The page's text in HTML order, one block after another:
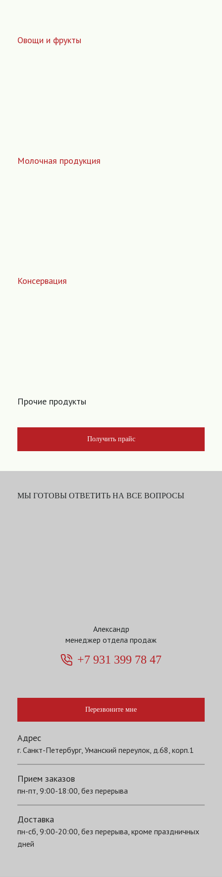
Овощи и фрукты
Молочная продукция
Консервация
Прочие продукты
Получить прайс
МЫ ГОТОВЫ ОТВЕТИТЬ НА ВСЕ ВОПРОСЫ
Александр
менеджер отдела продаж
+7 931 399 78 47
Перезвоните мне
Адрес
г. Санкт-Петербург, Уманский переулок, д.68, корп.1
Прием заказов
пн-пт, 9:00-18:00, без перерыва
Доставка
пн-сб, 9:00-20:00, без перерыва, кроме праздничных
дней